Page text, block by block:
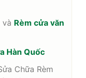
và Rèm cửa văn
Hàn Quốc
Chữa Rèm